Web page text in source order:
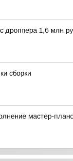
дроппера 1,6 млн
сборки
мастер-